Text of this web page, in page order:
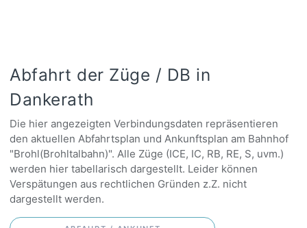
Abfahrt der Züge / DB in
Dankerath
Die hier angezeigten Verbindungsdaten repräsentieren
den aktuellen Abfahrtsplan und Ankunftsplan am Bahnhof
"Brohl(Brohltalbahn)". Alle Züge (ICE, IC, RB, RE, S, uvm.)
werden hier tabellarisch dargestellt. Leider können
Verspätungen aus rechtlichen Gründen z.Z. nicht
dargestellt werden.